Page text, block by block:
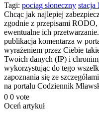
Podziel
się
Tagi: pociąg słoneczny stacja
Chcąc jak najlepiej
zgodnie z przepisami
ewentualne ich
publikacja komentarza w
wyrażeniem przez Ciebie
Twoich danych (IP) i
wykorzystując do tego
zapoznania się ze
na portalu Codziennik
0 0 vote
Oceń artykuł